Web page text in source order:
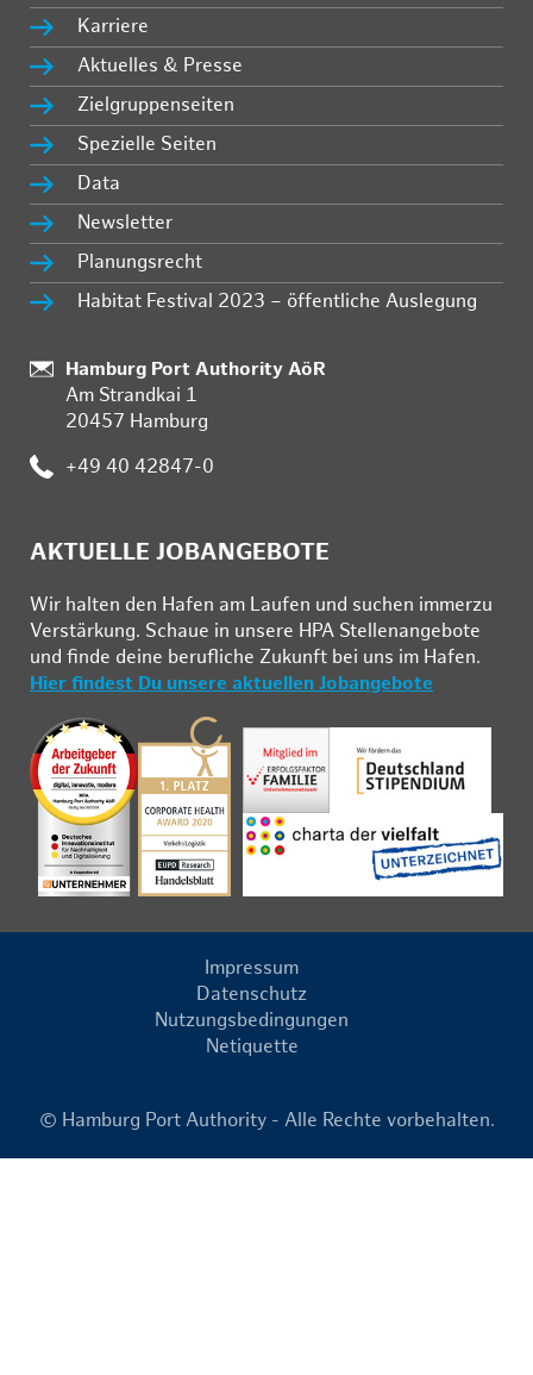
Karriere
Aktuelles & Presse
Zielgruppenseiten
Spezielle Seiten
Data
Newsletter
Planungsrecht
Habitat Festival 2023 – öffentliche Auslegung
Standort:
Hamburg Port Authority AöR
Am Strandkai 1
20457 Hamburg
Telefon:
+49 40 42847-0
AKTUELLE JOBANGEBOTE
Wir hal­ten den Ha­fen am Lau­fen und su­chen im­mer­zu
Ver­stär­kung. Schau­e in un­se­re HPA Stel­len­an­ge­bo­te
und fin­de deine be­ruf­li­che Zu­kunft bei uns im Ha­fen.
Hier findest Du unsere aktuellen Jobangebote
Impressum
Datenschutz
Nutzungsbedingungen
Netiquette
© Hamburg Port Authority - Alle Rechte vorbehalten.